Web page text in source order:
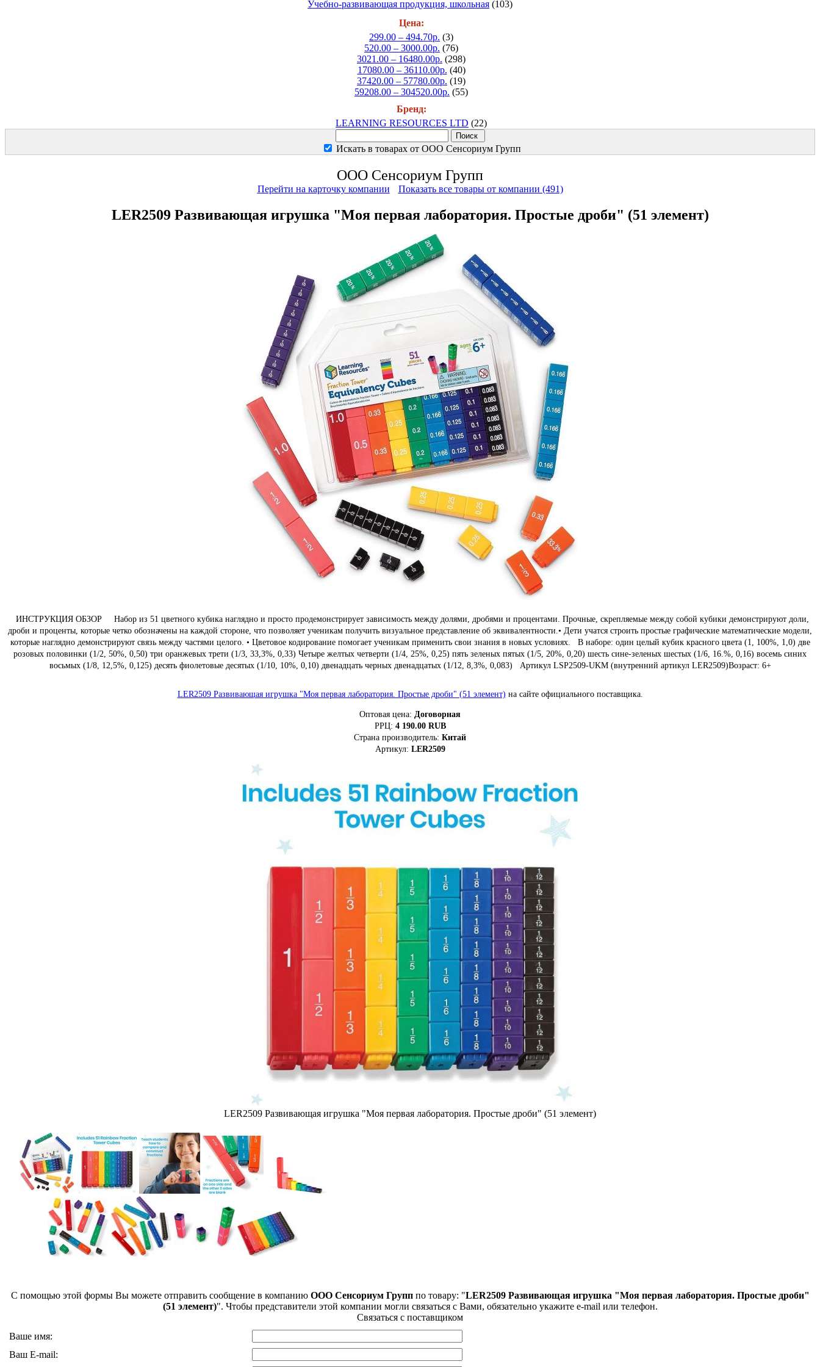
Учебно-развивающая продукция, школьная (103)
Цена:
299.00 – 494.70р. (3)
520.00 – 3000.00р. (76)
3021.00 – 16480.00р. (298)
17080.00 – 36110.00р. (40)
37420.00 – 57780.00р. (19)
59208.00 – 304520.00р. (55)
Бренд:
LEARNING RESOURCES LTD (22)
Искать в товарах от ООО Сенсориум Групп
ООО Сенсориум Групп
Перейти на карточку компании Показать все товары от компании (491)
LER2509 Развивающая игрушка "Моя первая лаборатория. Простые дроби" (51 элемент)
ИНСТРУКЦИЯ ОБЗОР Набор из 51 цветного кубика наглядно и просто продемонстрирует зависимость между долями, дробями и процентами. Прочные, скрепляемые между собой кубики демонстрируют доли,
дроби и проценты, которые четко обозначены на каждой стороне, что позволяет ученикам получить визуальное представление об эквивалентности.• Дети учатся строить простые графические математические модели,
которые наглядно демонстрируют связь между частями целого. • Цветовое кодирование помогает ученикам применить свои знания в новых условиях. В наборе: один целый кубик красного цвета (1, 100%, 1,0) две
розовых половинки (1/2, 50%, 0,50) три оранжевых трети (1/3, 33,3%, 0,33) Четыре желтых четверти (1/4, 25%, 0,25) пять зеленых пятых (1/5, 20%, 0,20) шесть сине-зеленых шестых (1/6, 16.%, 0,16) восемь синих
восьмых (1/8, 12,5%, 0,125) десять фиолетовые десятых (1/10, 10%, 0,10) двенадцать черных двенадцатых (1/12, 8,3%, 0,083) Артикул LSP2509-UKM (внутренний артикул LER2509)Возраст: 6+
LER2509 Развивающая игрушка "Моя первая лаборатория. Простые дроби" (51 элемент) на сайте официального поставщика.
Оптовая цена: Договорная
РРЦ: 4 190.00 RUB
Страна производитель: Китай
Артикул: LER2509
LER2509 Развивающая игрушка "Моя первая лаборатория. Простые дроби" (51 элемент)
С помощью этой формы Вы можете отправить сообщение в компанию ООО Сенсориум Групппо товару: "LER2509 Развивающая игрушка "Моя первая лаборатория. Простые дроби"
(51 элемент)". Чтобы представители этой компании могли связаться с Вами, обязательно укажите e-mail или телефон.
Связаться с поставщиком
Ваше имя:
Ваш E-mail: